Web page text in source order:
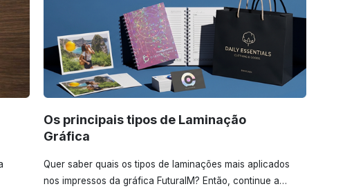
Os principais tipos de Laminação
Gráfica
Quer saber quais os tipos de laminações mais aplicados
nos impressos da gráfica FuturaIM? Então, continue a